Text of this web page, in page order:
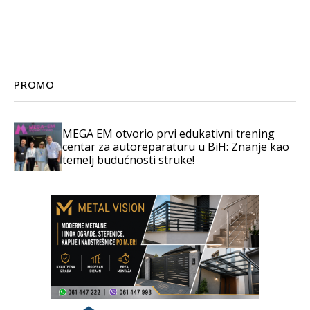
PROMO
MEGA EM otvorio prvi edukativni trening
centar za autoreparaturu u BiH: Znanje kao
temelj budućnosti struke!